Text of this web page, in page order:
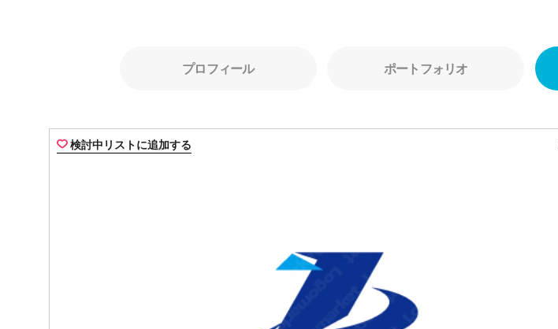
プロフィール ポートフォリオ
検討中リストに追加する